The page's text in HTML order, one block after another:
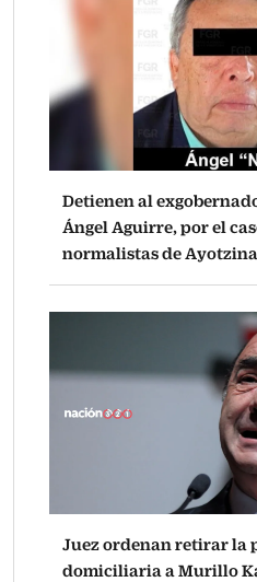
Detienen al
Ángel Aguirre, por el
normalistas de
Juez ordenan retirar la
domiciliaria a Murillo